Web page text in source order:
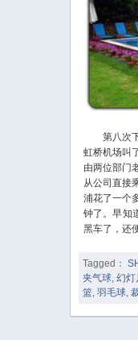
第八次下
虹桥机场叫
由两位部门
从公司直接
浦花了一个
钟了。早知
黑车了，还
Tagged：
夹气球,幻灯
篮,羽毛球,